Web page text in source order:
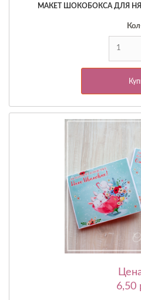
МАКЕТ ШОКОБОКСА ДЛЯ
6,50